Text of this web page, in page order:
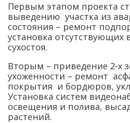
Первым этапом проекта
выведению участка из
состояния – ремонт
установка отсутствующих
сухостоя.
Вторым – приведение 2-х
ухоженности – ремонт
покрытия и бордюров,
Установка систем
освещения и полива,
растений.